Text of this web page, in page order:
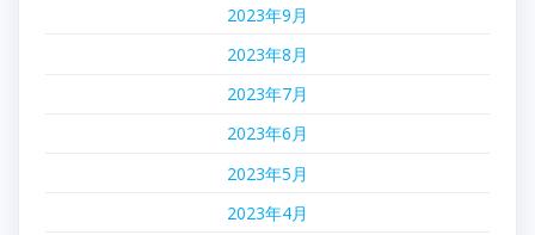
2023年9月
2023年8月
2023年7月
2023年6月
2023年5月
2023年4月